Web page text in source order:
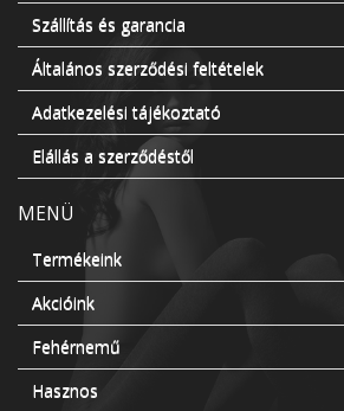
Szállítás és garancia
Általános szerződési feltételek
Adatkezelési tájékoztató
Elállás a szerződéstől
MENÜ
Termékeink
Akcióink
Fehérnemű
Hasznos